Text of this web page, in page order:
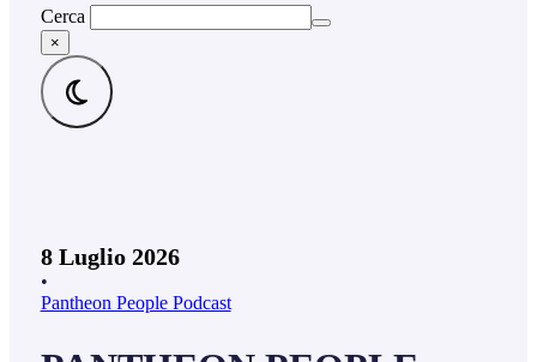
Cerca
×
8 Luglio 2026
•
Pantheon People Podcast